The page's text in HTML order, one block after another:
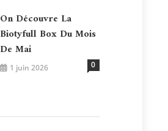
On Découvre La
Biotyfull Box Du Mois
De Mai
1 juin 2026 0